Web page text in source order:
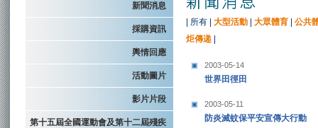
新聞消息
採購資訊
輿情回應
活動圖片
影片片段
第十五屆全國運動會及第十二屆殘疾
所有 大型活動 大眾體育
公共
炬傳递
2003-05-14
世界田徑田
2003-05-11
防炎滅蚊保平安宣傳大行動